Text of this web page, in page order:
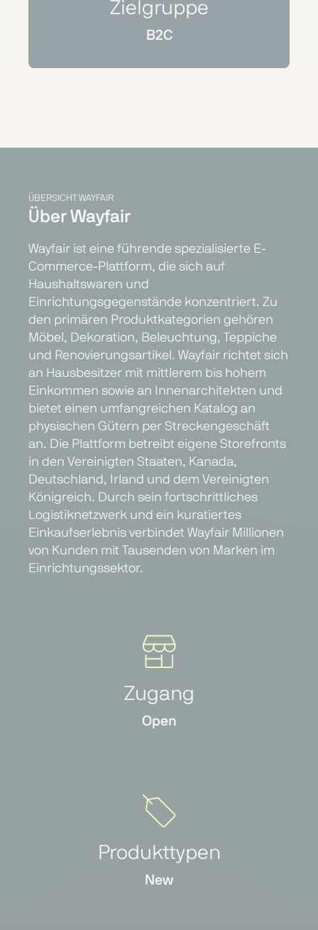
Zielgruppe
B2C
ÜBERSICHT WAYFAIR
Über Wayfair
Wayfair ist eine führende spezialisierte E-
Commerce-Plattform, die sich auf
Haushaltswaren und
Einrichtungsgegenstände konzentriert. Zu
den primären Produktkategorien gehören
Möbel, Dekoration, Beleuchtung, Teppiche
und Renovierungsartikel. Wayfair richtet sich
an Hausbesitzer mit mittlerem bis hohem
Einkommen sowie an Innenarchitekten und
bietet einen umfangreichen Katalog an
physischen Gütern per Streckengeschäft
an. Die Plattform betreibt eigene Storefronts
in den Vereinigten Staaten, Kanada,
Deutschland, Irland und dem Vereinigten
Königreich. Durch sein fortschrittliches
Logistiknetzwerk und ein kuratiertes
Einkaufserlebnis verbindet Wayfair Millionen
von Kunden mit Tausenden von Marken im
Einrichtungssektor.
Zugang
Open
Produkttypen
New